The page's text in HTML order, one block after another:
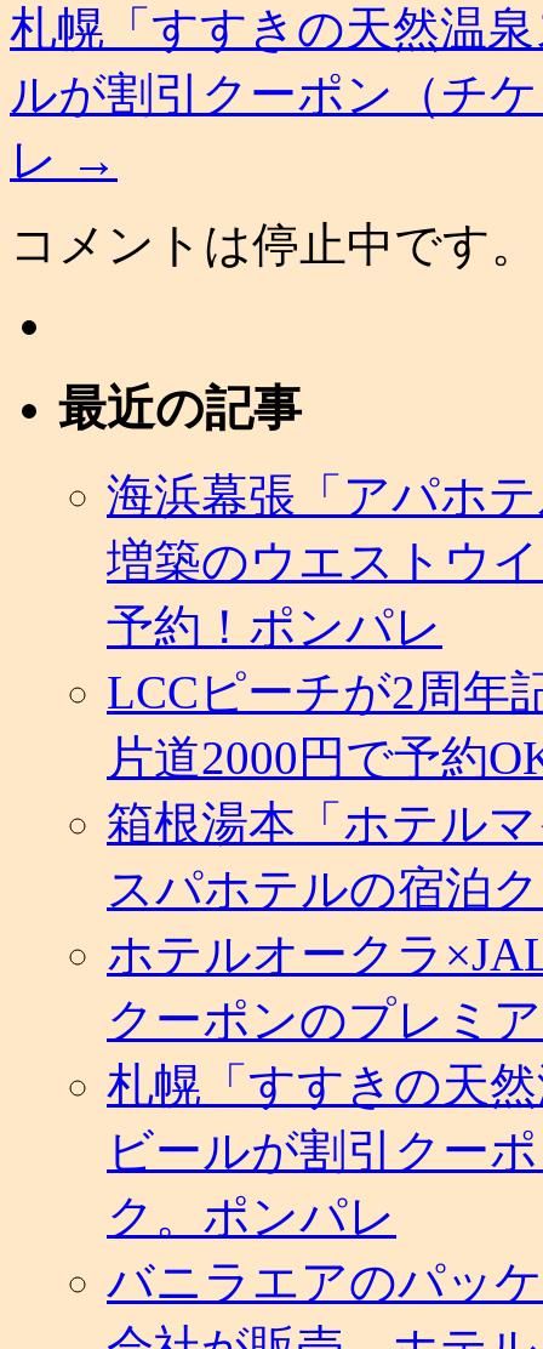
札幌「すすきの天然温
ルが割引クーポン（チ
レ →
コメントは停止中です。
最近の記事
海浜幕張「アパホ
増築のウエストウ
予約！ポンパレ
LCCピーチが2周年
片道2000円で予約
箱根湯本「ホテル
スパホテルの宿泊
ホテルオークラ
クーポンのプレミ
札幌「すすきの天
ビールが割引クー
ク。ポンパレ
バニラエアのパッ